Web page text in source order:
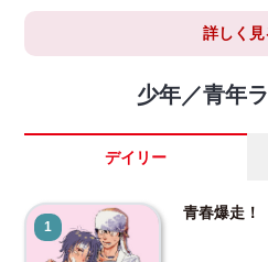
詳しく
少年／青年
デイリー
1
青春爆走！